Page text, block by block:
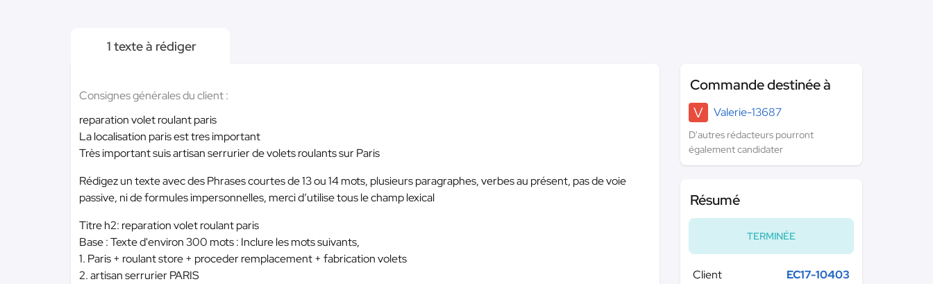
1 texte à rédiger
Consignes générales du client :
reparation volet roulant paris
La localisation paris est tres important
Très important suis artisan serrurier de volets roulants sur Paris
Rédigez un texte avec des Phrases courtes de 13 ou 14 mots, plusieurs paragraphes, verbes au présent, pas de voie
passive, ni de formules impersonnelles, merci d’utilise tous le champ lexical
Titre h2: reparation volet roulant paris
Base : Texte d'environ 300 mots : Inclure les mots suivants,
1. Paris + roulant store + proceder remplacement + fabrication volets
2. artisan serrurier PARIS
Commande destinée à
V
Valerie-13687
D'autres rédacteurs pourront
également candidater
Résumé
TERMINÉE
Client
EC17-10403